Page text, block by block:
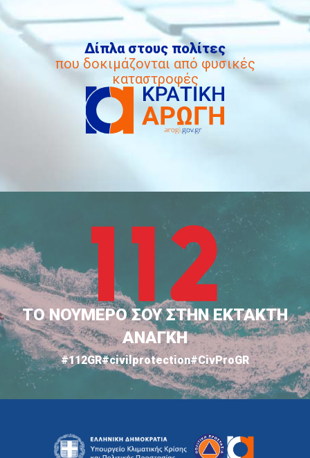
Δίπλα στους πολίτες
που δοκιμάζονται από φυσικές
καταστροφές
ΤΟ ΝΟΥΜΕΡΟ ΣΟΥ ΣΤΗΝ ΕΚΤΑΚΤΗ
ΑΝΑΓΚΗ
#112GR#civilprotection#CivProGR